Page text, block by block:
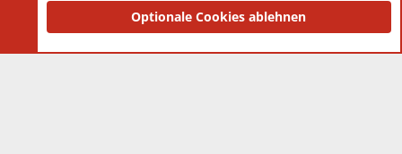
Community platform by XenForo® © 2010-2025 XenForo Ltd.
and add-ons by ThemeHouse
Optionale Cookies ablehnen